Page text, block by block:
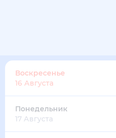
Воскресенье
16 Августа
Понедельник
17 Августа